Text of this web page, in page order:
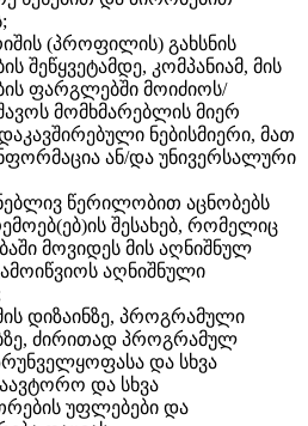
(პროფილის) გახსნის
შეწყვეტამდე, კომპანიამ, მის
ფარგლებში მოიძიოს/
მომხმარებლის მიერ
ნებისმიერი, მათ
ან/და უნივერსალური
წერილობით აცნობებს
შესახებ, რომელიც
მოვიდეს მის აღნიშნულ
აღნიშნული
დიზაინზე, პროგრამული
ძირითად პროგრამულ
და სხვა
და სხვა
უფლებები და